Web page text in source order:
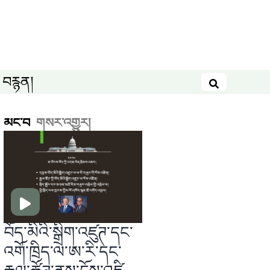
བརྙན།
མང་བ གསར་འགྱུར།
བོད་མིའི་སྒྲིག་འཛུཊ་དང་
འགོ་ཁྲིད་ལ་ཨ་རི་དང་